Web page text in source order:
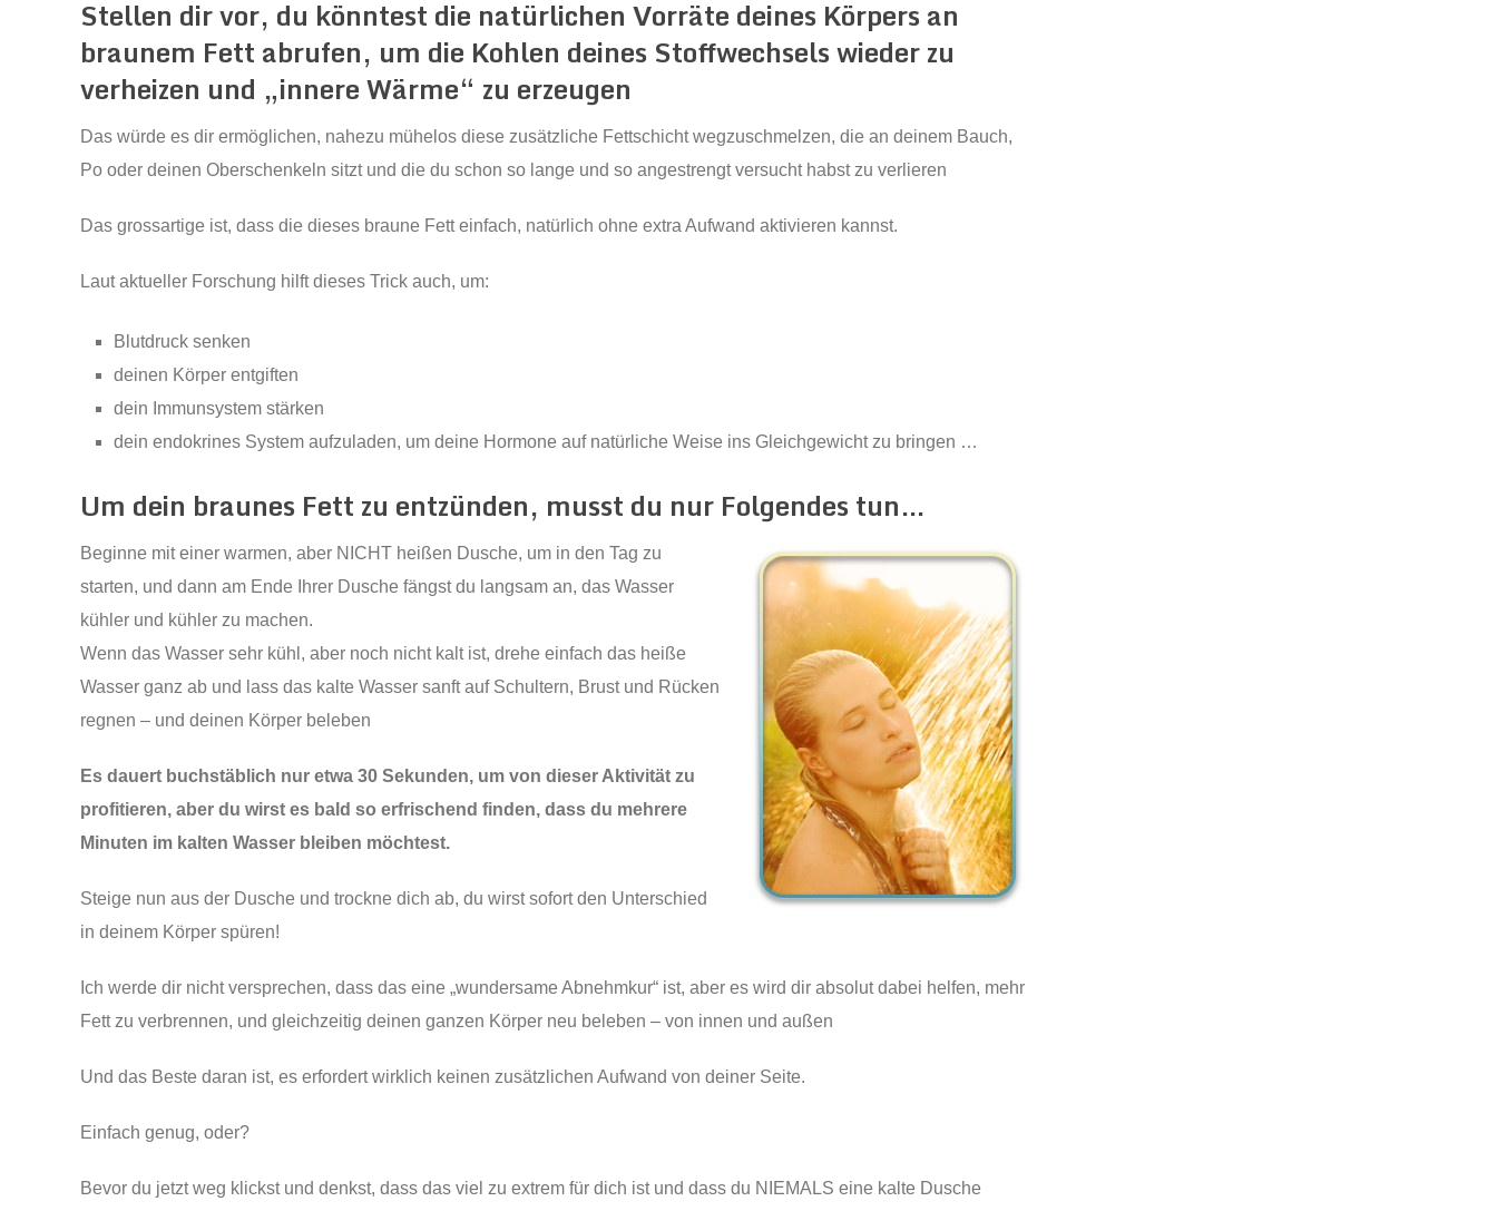
Stellen dir vor, du könntest die natürlichen Vorräte deines Körpers an
braunem Fett abrufen, um die Kohlen deines Stoffwechsels wieder zu
verheizen und „innere Wärme“ zu erzeugen
Das würde es dir ermöglichen, nahezu mühelos diese zusätzliche Fettschicht wegzuschmelzen, die an deinem Bauch,
Po oder deinen Oberschenkeln sitzt und die du schon so lange und so angestrengt versucht habst zu verlieren
Das grossartige ist, dass die dieses braune Fett einfach, natürlich ohne extra Aufwand aktivieren kannst.
Laut aktueller Forschung hilft dieses Trick auch, um:
Blutdruck senken
deinen Körper entgiften
dein Immunsystem stärken
dein endokrines System aufzuladen, um deine Hormone auf natürliche Weise ins Gleichgewicht zu bringen …
Um dein braunes Fett zu entzünden, musst du nur Folgendes tun…
Beginne mit einer warmen, aber NICHT heißen Dusche, um in den Tag zu
starten, und dann am Ende Ihrer Dusche fängst du langsam an, das Wasser
kühler und kühler zu machen.
Wenn das Wasser sehr kühl, aber noch nicht kalt ist, drehe einfach das heiße
Wasser ganz ab und lass das kalte Wasser sanft auf Schultern, Brust und Rücken
regnen – und deinen Körper beleben
Es dauert buchstäblich nur etwa 30 Sekunden, um von dieser Aktivität zu
profitieren, aber du wirst es bald so erfrischend finden, dass du mehrere
Minuten im kalten Wasser bleiben möchtest.
Steige nun aus der Dusche und trockne dich ab, du wirst sofort den Unterschied
in deinem Körper spüren!
Ich werde dir nicht versprechen, dass das eine „wundersame Abnehmkur“ ist, aber es wird dir absolut dabei helfen, mehr
Fett zu verbrennen, und gleichzeitig deinen ganzen Körper neu beleben – von innen und außen
Und das Beste daran ist, es erfordert wirklich keinen zusätzlichen Aufwand von deiner Seite.
Einfach genug, oder?
Bevor du jetzt weg klickst und denkst, dass das viel zu extrem für dich ist und dass du NIEMALS eine kalte Dusche